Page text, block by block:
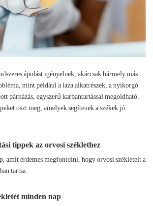
ápolást igényelnek, akárcsak bármely más
mint például a laza alkatrészek, a nyikorgó
párnázás, egyszerű karbantartással megoldható.
oszt meg, amelyek segítenek a székek jó
tippek az orvosi széklethez
amit érdemes megfontolni, hogy orvosi székleteit a
tartsa.
minden nap